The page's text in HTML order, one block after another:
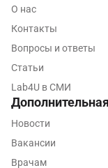
Орел
Оренбург
Орехово-
О нас
Контакты
Вопросы и ответы
Статьи
Lab4U в СМИ
Новости
Вакансии
Врачам